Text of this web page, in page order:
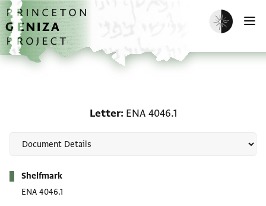
Skip to main content
home
Enable dark
Letter ENA 4046.1
Shelfmark
ENA 4046.1